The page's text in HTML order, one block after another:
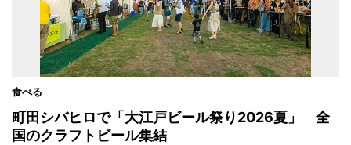
食べる
町田シバヒロで「大江戸ビール祭り2026夏」 全
国のクラフトビール集結